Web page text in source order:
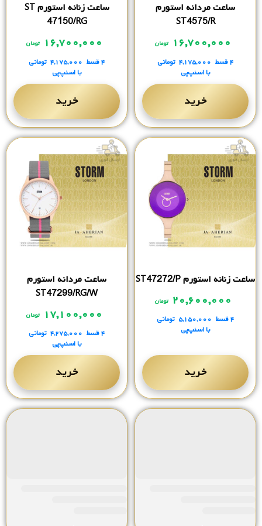
ساعت مردانه استورم
ST4575/R
۱۶,۷۰۰,۰۰۰ تومان
۴ قسط ۴,۱۷۵,۰۰۰ تومانی
با اسنپ‌پی
خرید
ساعت زنانه استورم ST
47150/RG
۱۶,۷۰۰,۰۰۰ تومان
۴ قسط ۴,۱۷۵,۰۰۰ تومانی
با اسنپ‌پی
خرید
ساعت زنانه استورم ST47272/P
۲۰,۶۰۰,۰۰۰ تومان
۴ قسط ۵,۱۵۰,۰۰۰ تومانی
با اسنپ‌پی
خرید
ساعت مردانه استورم
ST47299/RG/W
۱۷,۱۰۰,۰۰۰ تومان
۴ قسط ۴,۲۷۵,۰۰۰ تومانی
با اسنپ‌پی
خرید